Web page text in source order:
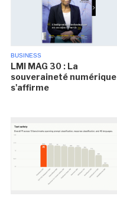
BUSINESS
LMI MAG 30 : La
souveraineté numérique
s'affirme